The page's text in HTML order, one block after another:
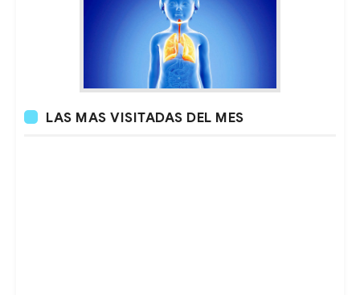
LAS MAS VISITADAS DEL MES